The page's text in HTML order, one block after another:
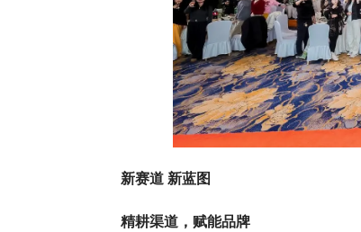
新赛道 新蓝图
精耕渠道，赋能品牌